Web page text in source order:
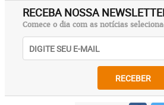
RECEBA NOSSA
Comece o dia com as notícias
RECEBER